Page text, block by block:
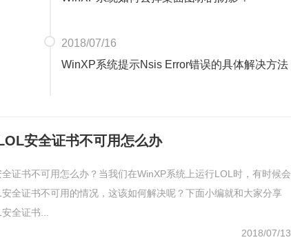
2018/07/16
WinXP系统提示Nsis Error错误的具体解决方法
安全证书不可用怎么办
证书不可用怎么办？当我们在WinXP系统上运行LOL时，有时候会
全证书不可用的情况，这该如何解决呢？下面小编就和大家分享
全证书...
2018/07/13